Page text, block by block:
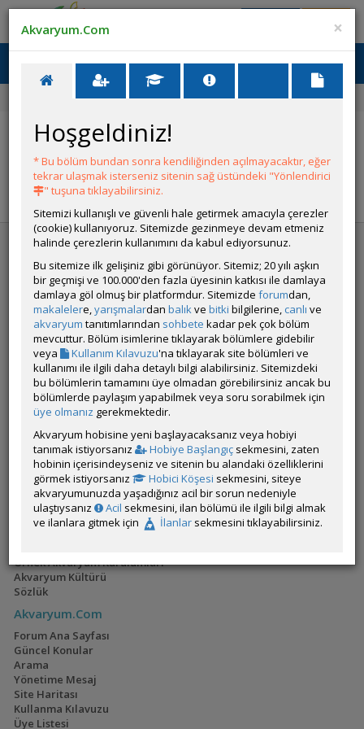
Ana Menü
YANIT YAZ
YANIT YAZ FAVORİ
Akvaryum Ansiklopedisi
Tatlı Su Canlıları
Bitkiler
Biyotoplar
Deniz Canlıları
Sürüngenler
Hastalıklar
Makaleler
Etkinlikler ve Paylaşımlar
Yarışmalar
Üye Canlı Veri Tabanı
Üye Akvaryumları
Üye Blogları
Toplu sohbet
Hobici Rehberi
Akvaryumcular
Örnek Akvaryum Kurulumları
Akvaryum Kültürü
Sözlük
Akvaryum.Com
Forum Ana Sayfası
Güncel Konular
Arama
Yönetime Mesaj
Site Haritası
Kullanma Kılavuzu
Üye Listesi
×
Akvaryum.Com
Hoşgeldiniz!
* Bu bölüm bundan sonra kendiliğinden açılmayacaktır, eğer
tekrar ulaşmak isterseniz sitenin sağ üstündeki "Yönlendirici
" tuşuna tıklayabilirsiniz.
Sitemizi kullanışlı ve güvenli hale getirmek amacıyla çerezler
(cookie) kullanıyoruz. Sitemizde gezinmeye devam etmeniz
halinde çerezlerin kullanımını da kabul ediyorsunuz.
Bu sitemize ilk gelişiniz gibi görünüyor. Sitemiz; 20 yılı aşkın
bir geçmişi ve 100.000'den fazla üyesinin katkısı ile damlaya
damlaya göl olmuş bir platformdur. Sitemizde forumdan,
makalelere,yarışmalardan balıkve bitki bilgilerine, canlı ve
akvaryum tanıtımlarından sohbete kadar pek çok bölüm
mevcuttur. Bölüm isimlerine tıklayarak bölümlere gidebilir
veya
Kullanım Kılavuzu'na tıklayarak site bölümleri ve
kullanımı ile ilgili daha detaylı bilgi alabilirsiniz. Sitemizdeki
bu bölümlerin tamamını üye olmadan görebilirsiniz ancak bu
bölümlerde paylaşım yapabilmek veya soru sorabilmek için
üye olmanız gerekmektedir.
Akvaryum hobisine yeni başlayacaksanız veya hobiyi
tanımak istiyorsanız
Hobiye Başlangıç sekmesini, zaten
hobinin içerisindeyseniz ve sitenin bu alandaki özelliklerini
görmek istiyorsanız
Hobici Köşesi sekmesini, siteye
akvaryumunuzda yaşadığınız acil bir sorun nedeniyle
ulaştıysanız
Acil sekmesini, ilan bölümü ile ilgili bilgi almak
ve ilanlara gitmek için
İlanlar sekmesini tıklayabilirsiniz.